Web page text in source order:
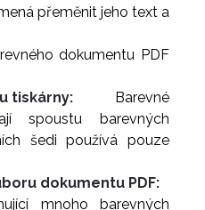
přeměnit jeho text a
dokumentu PDF
tiskárny:
Barevné
spoustu barevných
šedi používá pouze
dokumentu PDF:
mnoho barevných